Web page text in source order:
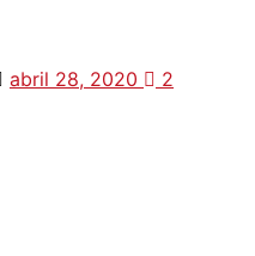
abril 28, 2020 2